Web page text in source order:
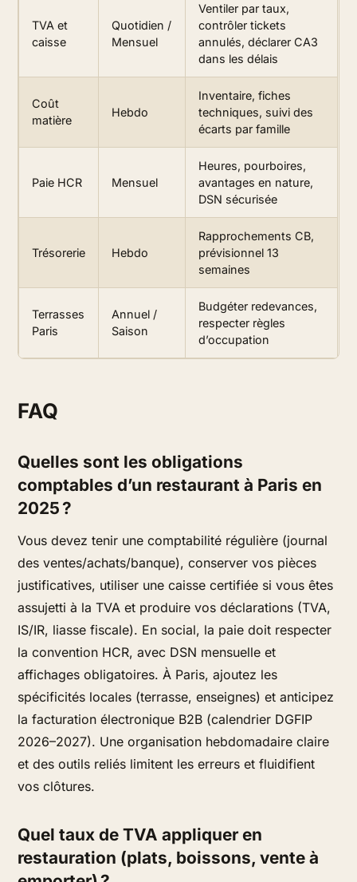
TVA et
caisse
Quotidien /
Mensuel
Ventiler par taux,
contrôler tickets
annulés, déclarer CA3
dans les délais
Coût
matière
Hebdo
Inventaire, fiches
techniques, suivi des
écarts par famille
Paie HCR Mensuel
Heures, pourboires,
avantages en nature,
DSN sécurisée
Trésorerie Hebdo
Rapprochements CB,
prévisionnel 13
semaines
Terrasses
Paris
Annuel /
Saison
Budgéter redevances,
respecter règles
d’occupation
FAQ
Quelles sont les obligations
comptables d’un restaurant à Paris en
2025 ?
Vous devez tenir une comptabilité régulière (journal
des ventes/achats/banque), conserver vos pièces
justificatives, utiliser une caisse certifiée si vous êtes
assujetti à la TVA et produire vos déclarations (TVA,
IS/IR, liasse fiscale). En social, la paie doit respecter
la convention HCR, avec DSN mensuelle et
affichages obligatoires. À Paris, ajoutez les
spécificités locales (terrasse, enseignes) et anticipez
la facturation électronique B2B (calendrier DGFIP
2026–2027). Une organisation hebdomadaire claire
et des outils reliés limitent les erreurs et fluidifient
vos clôtures.
Quel taux de TVA appliquer en
restauration (plats, boissons, vente à